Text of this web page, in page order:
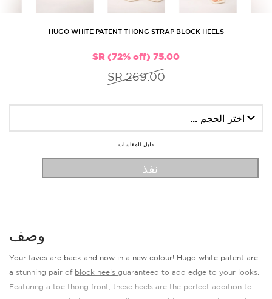
HUGO WHITE PATENT THONG STRAP BLOCK HEELS
75.00 SR (72% off)
269.00 SR
دليل المقاسات
نفذ
وصف
Your faves are back and now in a new colour! Hugo white patent are
a stunning pair of block heels guaranteed to add edge to your looks.
Featuring a toe thong front, these heels are the perfect addition to